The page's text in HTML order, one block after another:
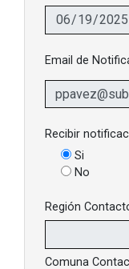
Email de
Recibir
Si
No
Región
Comuna